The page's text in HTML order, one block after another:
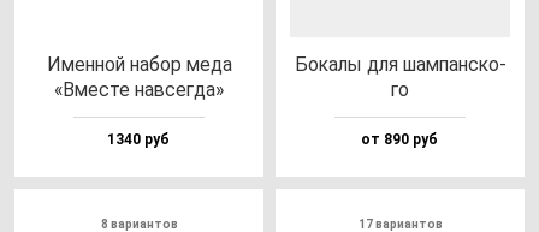
Имен­ной на­бор ме­да
«Вмес­те нав­сег­да»
1340 руб
Бока­лы для шам­пан­ско­
го
от 890 руб
8 вариантов 17 вариантов